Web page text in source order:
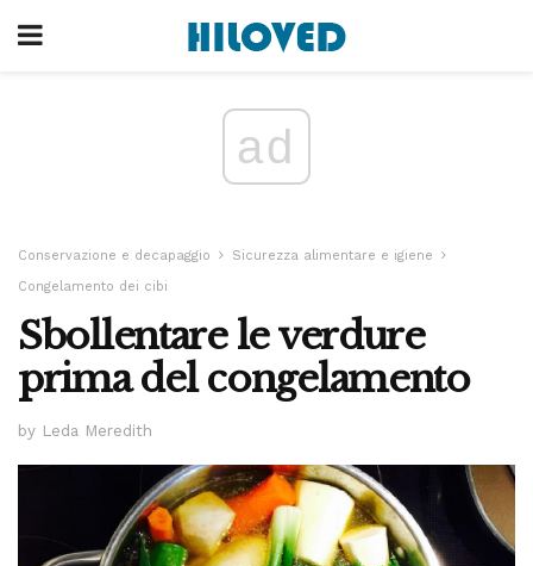
ad
Conservazione e decapaggio
Sicurezza alimentare e igiene
Congelamento dei cibi
Sbollentare le verdure
prima del congelamento
by Leda Meredith